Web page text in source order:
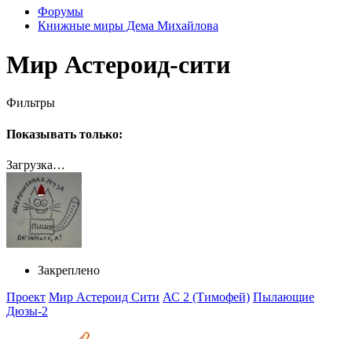
Форумы
Книжные миры Дема Михайлова
Мир Астероид-сити
Фильтры
Показывать только:
Загрузка…
Закреплено
Проект Мир Астероид Сити АС 2 (Тимофей) Пылающие
Дюзы-2